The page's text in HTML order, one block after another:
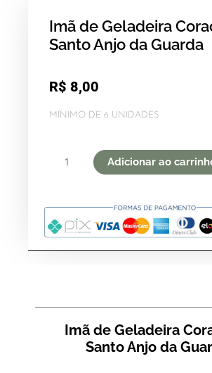
Imã de Geladeira
Santo Anjo da Guarda
R$ 8,00
MÍNIMO DE 6 UNIDADES
-
Santo
Anjo
Adicionar ao
Imã de Geladeira
Santo Anjo da